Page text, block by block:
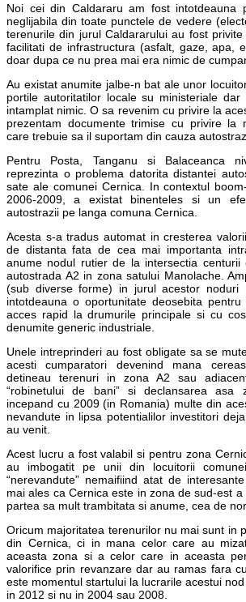
Noi cei din Caldararu am fost intotdeauna
neglijabila din toate punctele de vedere
terenurile din jurul Caldararului au fost
facilitati de infrastructura (asfalt, gaze, apa,
doar dupa ce nu prea mai era nimic de
Au existat anumite jalbe-n bat ale unor
portile autoritatilor locale su ministeriale
intamplat nimic. O sa revenim cu privire la
prezentam documente trimise cu privire la
care trebuie sa il suportam din cauza
Pentru Posta, Tanganu si Balaceanca
reprezinta o problema datorita distantei
sate ale comunei Cernica. In contextul
2006-2009, a existat binenteles si un
autostrazii pe langa comuna Cernica.
Acesta s-a tradus automat in cresterea
de distanta fata de cea mai importanta
anume nodul rutier de la intersectia centurii
autostrada A2 in zona satului Manolache.
(sub diverse forme) in jurul acestor noduri
intotdeauna o oportunitate deosebita
acces rapid la drumurile principale si cu
denumite generic industriale.
Unele intreprinderi au fost obligate sa se
acesti cumparatori devenind mana
detineau terenuri in zona A2 sau
“robinetului de bani” si declansarea asa
incepand cu 2009 (in Romania) multe din
nevandute in lipsa potentialilor investitori
au venit.
Acest lucru a fost valabil si pentru zona
au imbogatit pe unii din locuitorii
“nerevandute” nemaifiind atat de
mai ales ca Cernica este in zona de sud-est
partea sa mult trambitata si anume, cea de
Oricum majoritatea terenurilor nu mai sunt in
din Cernica, ci in mana celor care au
aceasta zona si a celor care in aceasta
valorifice prin revanzare dar au ramas fara
este momentul startului la lucrarile acestui
in 2012 si nu in 2004 sau 2008.